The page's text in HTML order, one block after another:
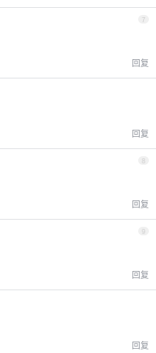
7
回复
回复
回复
9
回复
回复